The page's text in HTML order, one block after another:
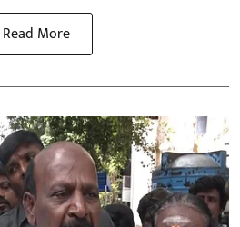
Read More